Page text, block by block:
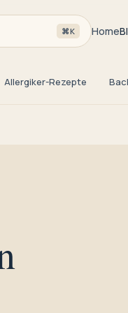
⌘K Home
Allergiker-Rezepte